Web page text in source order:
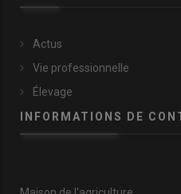
Actus
Vie professionnelle
Élevage
INFORMATIONS DE